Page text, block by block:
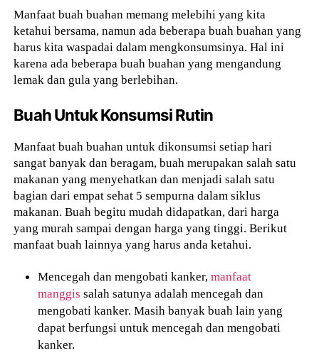
Manfaat buah buahan memang melebihi yang kita
ketahui bersama, namun ada beberapa buah buahan yang
harus kita waspadai dalam mengkonsumsinya. Hal ini
karena ada beberapa buah buahan yang mengandung
lemak dan gula yang berlebihan.
Buah Untuk Konsumsi Rutin
Manfaat buah buahan untuk dikonsumsi setiap hari
sangat banyak dan beragam, buah merupakan salah satu
makanan yang menyehatkan dan menjadi salah satu
bagian dari empat sehat 5 sempurna dalam siklus
makanan. Buah begitu mudah didapatkan, dari harga
yang murah sampai dengan harga yang tinggi. Berikut
manfaat buah lainnya yang harus anda ketahui.
Mencegah dan mengobati kanker,manfaat
manggis salah satunya adalah mencegah dan
mengobati kanker. Masih banyak buah lain yang
dapat berfungsi untuk mencegah dan mengobati
kanker.